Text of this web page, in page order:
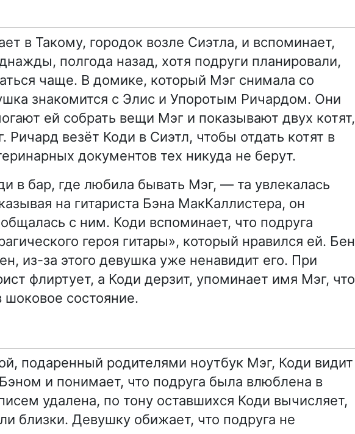
в Такому, городок возле Сиэтла, и вспоминает,
полгода назад, хотя подруги планировали,
чаще. В домике, который Мэг снимала со
знакомится с Элис и Упоротым Ричардом. Они
ей собрать вещи Мэг и показывают двух котят,
Ричард везёт Коди в Сиэтл, чтобы отдать котят в
документов тех никуда не берут.
в бар, где любила бывать Мэг, — та увлекалась
на гитариста Бэна МакКаллистера, он
с ним. Коди вспоминает, что подруга
героя гитары», который нравился ей. Бен
из-за этого девушка уже ненавидит его. При
флиртует, а Коди дерзит, упоминает имя Мэг, что
шоковое состояние.
подаренный родителями ноутбук Мэг, Коди видит
и понимает, что подруга была влюблена в
удалена, по тону оставшихся Коди вычисляет,
близки. Девушку обижает, что подруга не